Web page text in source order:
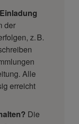
der
z. B.
Alle
erreicht
Die